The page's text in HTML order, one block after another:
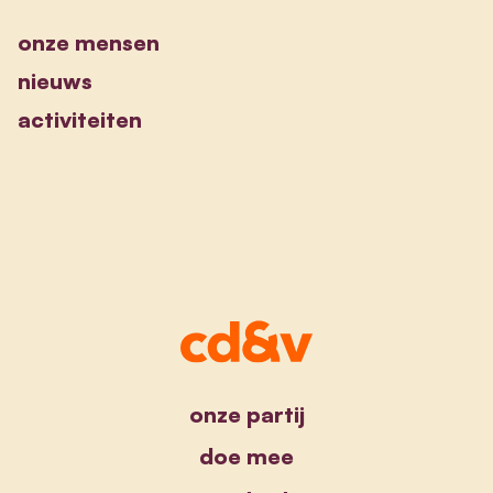
onze mensen
nieuws
activiteiten
onze partij
doe mee